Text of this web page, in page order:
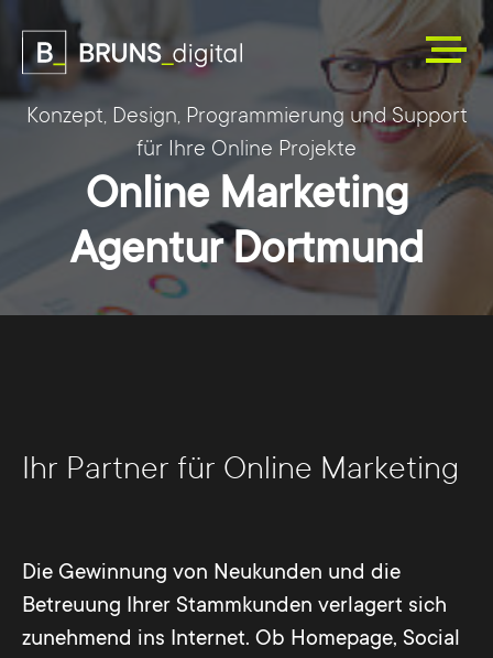
Konzept, Design, Programmierung und Support
für Ihre Online Projekte
Online Marketing
Agentur Dortmund
Ihr Partner für Online Marketing
Die Gewinnung von Neukunden und die
Betreuung Ihrer Stammkunden verlagert sich
zunehmend ins Internet. Ob Homepage, Social